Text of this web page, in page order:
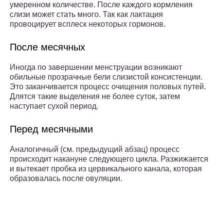
умеренном количестве. После каждого кормления
слизи может стать много. Так как лактация
провоцирует всплеск некоторых гормонов.
После месячных
Иногда по завершении менструации возникают
обильные прозрачные бели слизистой консистенции.
Это заканчивается процесс очищения половых путей.
Длятся такие выделения не более суток, затем
наступает сухой период.
Перед месячными
Аналогичный (см. предыдущий абзац) процесс
происходит накануне следующего цикла. Разжижается
и вытекает пробка из цервикального канала, которая
образовалась после овуляции.